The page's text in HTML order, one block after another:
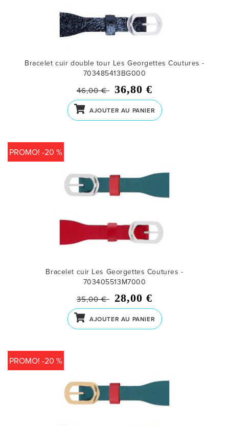
Bracelet cuir double tour Les Georgettes Coutures -
703485413BG000
46,00 € 36,80 €
AJOUTER AU PANIER
PROMO! -20 %
Bracelet cuir Les Georgettes Coutures -
703405513M7000
35,00 € 28,00 €
AJOUTER AU PANIER
PROMO! -20 %